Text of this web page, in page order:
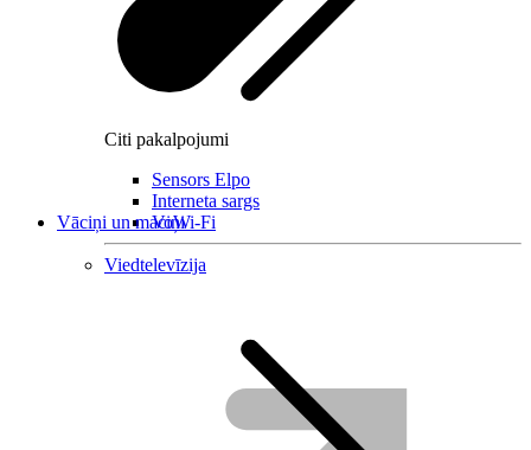
Citi pakalpojumi
Sensors Elpo
Interneta sargs
VoWi-Fi
Viedtelevīzija
Vāciņi un maciņi